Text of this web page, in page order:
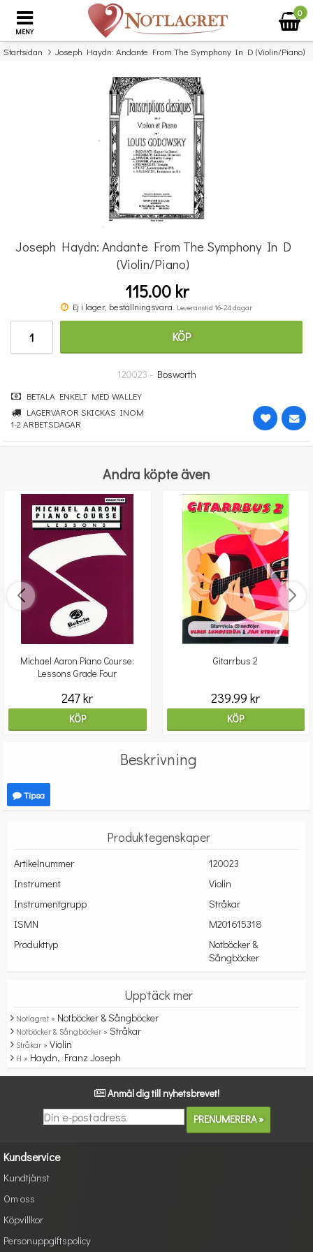
MENY
0
Startsidan Joseph Haydn: Andante From The Symphony In D (Violin/Piano)
Missa inte detta...
Favourite Melodies Vol.1 Pf
215 kr
Joseph Haydn: Andante From The Symphony In D
(Violin/Piano)
115.00 kr
Ej i lager, beställningsvara. Leveranstid 16-24 dagar
KÖP
120023 - Bosworth
BETALA ENKELT MED WALLEY
LAGERVAROR SKICKAS INOM
1-2 ARBETSDAGAR
Andra köpte även
Michael Aaron Piano Course:
Lessons Grade Four
247 kr
KÖP
Gitarrbus 2
239.99 kr
KÖP
Beskrivning
Tipsa
Produktegenskaper
Artikelnummer
120023
Instrument
Violin
Instrumentgrupp
Stråkar
ISMN
M201615318
Produkttyp
Notböcker &
Sångböcker
Upptäck mer
Notlagret » Notböcker & Sångböcker
Notböcker & Sångböcker » Stråkar
Stråkar » Violin
H » Haydn, Franz Joseph
Anmäl dig till nyhetsbrevet!
Kundservice
Kundtjänst
Om oss
Köpvillkor
Personuppgiftspolicy